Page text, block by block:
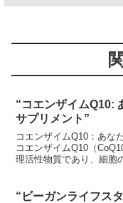
“コエンザイムQ10:
サプリメント”
コエンザイムQ10：あな
コエンザイムQ10（
理活性物質であり、細胞
“ビーガンライフス